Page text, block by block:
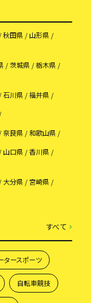
秋田県
山形県
茨城県
栃木県
石川県
福井県
奈良県
和歌山県
山口県
香川県
大分県
宮崎県
すべて
タースポーツ
自転車競技